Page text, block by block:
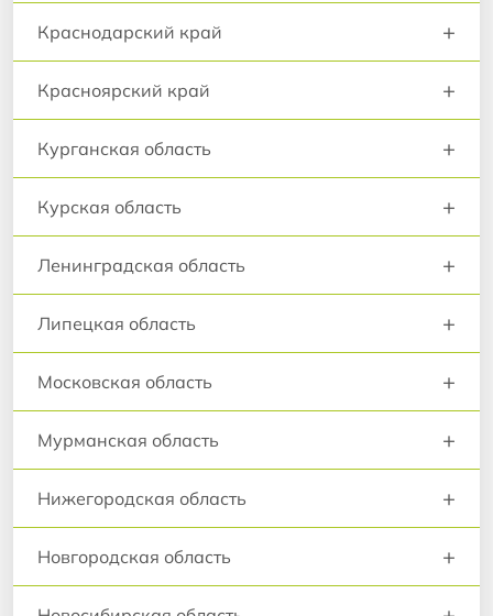
Краснодарский край +
Красноярский край +
Курганская область +
Курская область +
Ленинградская область +
Липецкая область +
Московская область +
Мурманская область +
Нижегородская область +
Новгородская область +